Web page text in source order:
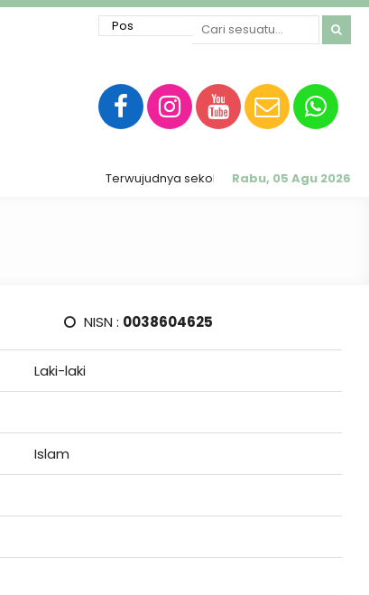
Rabu, 05 Agu 2026
Terwujudnya sekolah RATU (Religius, Akhlak
NISN : 0038604625
Laki-laki
Islam